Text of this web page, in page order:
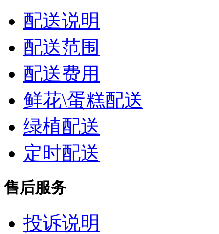
配送说明
配送范围
配送费用
鲜花\蛋糕配送
绿植配送
定时配送
售后服务
投诉说明